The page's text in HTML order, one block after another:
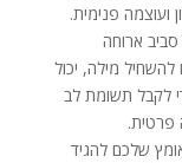
ועוצמה פנימית.
ארוחה
מילה, יכול
לקבל תשומת לב
פרטית.
שלכם להגיד